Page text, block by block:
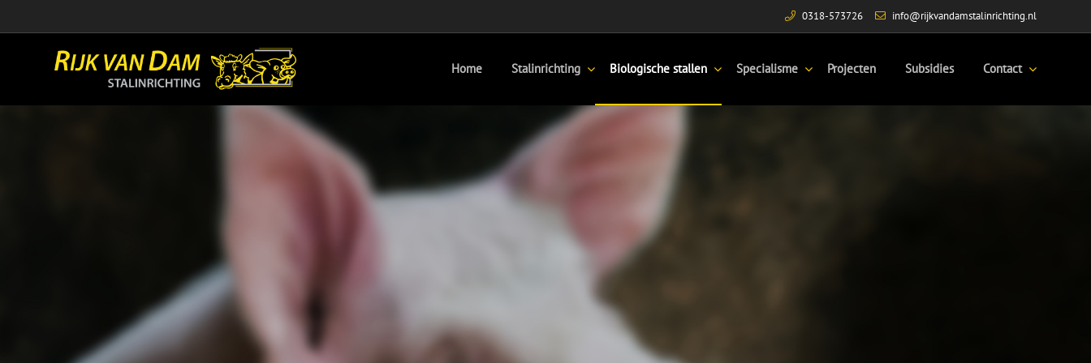
0318-573726 info@rijkvandamstalinrichting.nl
Home Stalinrichting Biologische stallen Specialisme Projecten Subsidies Contact